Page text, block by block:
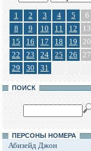
1 2 3 4 5 6
8
9 10 11 12 13
15
16 17 18 19 20
22
23 24 25 26 27
29
30 31
ПОИСК
ПЕРСОНЫ НОМЕРА
Абизейд Джон